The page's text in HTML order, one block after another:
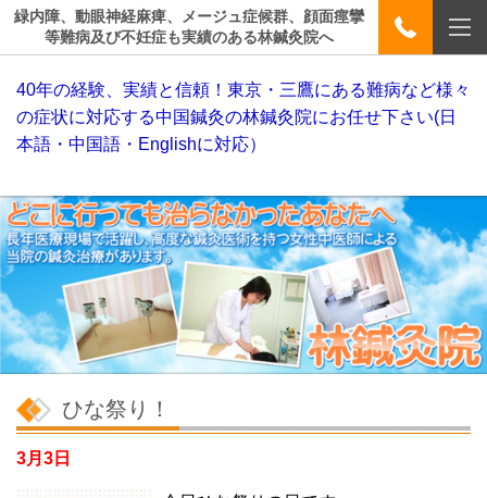
緑内障、動眼神経麻痺、メージュ症候群、顔面痙攣
等難病及び不妊症も実績のある林鍼灸院へ
40年の経験、実績と信頼！東京・三鷹にある難病など様々
の症状に対応する中国鍼灸の林鍼灸院にお任せ下さい(日
本語・中国語・Englishに対応）
ひな祭り！
3月3日